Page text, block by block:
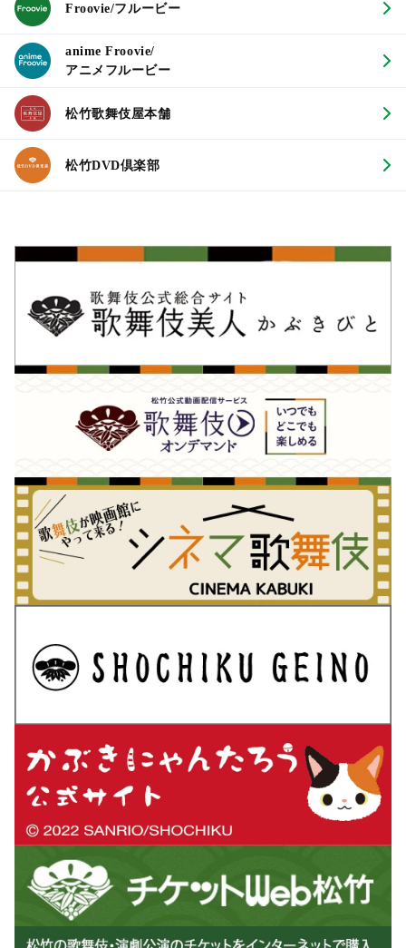
Froovie/フルービー
anime Froovie/
アニメフルービー
松竹歌舞伎屋本舗
松竹DVD倶楽部